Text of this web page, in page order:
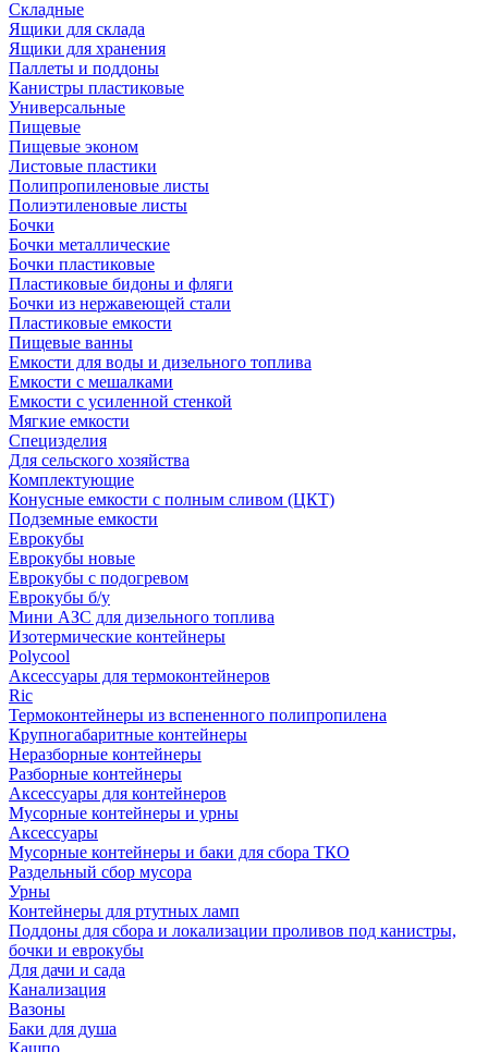
Складные
Ящики для склада
Ящики для хранения
Паллеты и поддоны
Канистры пластиковые
Универсальные
Пищевые
Пищевые эконом
Листовые пластики
Полипропиленовые листы
Полиэтиленовые листы
Бочки
Бочки металлические
Бочки пластиковые
Пластиковые бидоны и фляги
Бочки из нержавеющей стали
Пластиковые емкости
Пищевые ванны
Емкости для воды и дизельного топлива
Емкости с мешалками
Емкости с усиленной стенкой
Мягкие емкости
Специзделия
Для сельского хозяйства
Комплектующие
Конусные емкости с полным сливом (ЦКТ)
Подземные емкости
Еврокубы
Еврокубы новые
Еврокубы с подогревом
Еврокубы б/у
Мини АЗС для дизельного топлива
Изотермические контейнеры
Polycool
Аксессуары для термоконтейнеров
Ric
Термоконтейнеры из вспененного полипропилена
Крупногабаритные контейнеры
Неразборные контейнеры
Разборные контейнеры
Аксессуары для контейнеров
Мусорные контейнеры и урны
Аксессуары
Мусорные контейнеры и баки для сбора ТКО
Раздельный сбор мусора
Урны
Контейнеры для ртутных ламп
Поддоны для сбора и локализации проливов под канистры,
бочки и еврокубы
Для дачи и сада
Канализация
Вазоны
Баки для душа
Кашпо